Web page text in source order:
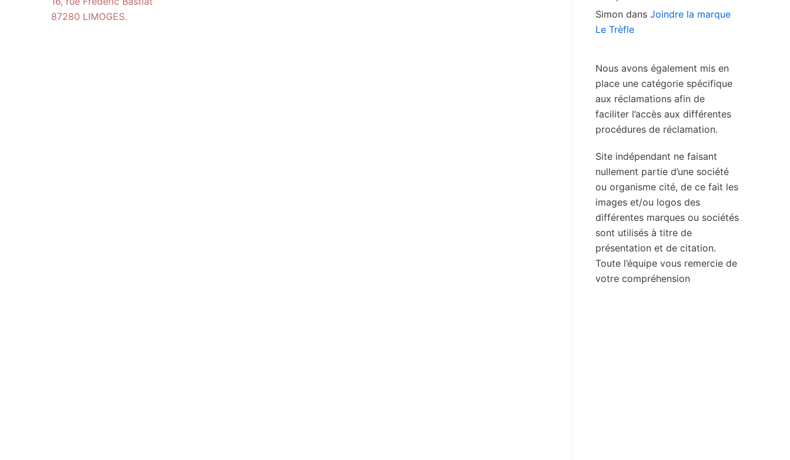
87280 LIMOGES.
Simon dans Joindre la marque
Le Trèfle
Nous avons également mis en
place une catégorie spécifique
aux réclamations afin de
faciliter l’accès aux différentes
procédures de réclamation.
Site indépendant ne faisant
nullement partie d’une société
ou organisme cité, de ce fait les
images et/ou logos des
différentes marques ou sociétés
sont utilisés à titre de
présentation et de citation.
Toute l’équipe vous remercie de
votre compréhension